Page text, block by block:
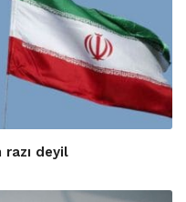
deyil